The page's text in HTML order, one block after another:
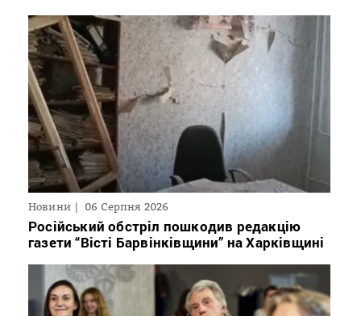
Новини 06 Серпня 2026
Російський обстріл пошкодив редакцію
газети “Вісті Барвінківщини” на Харківщині